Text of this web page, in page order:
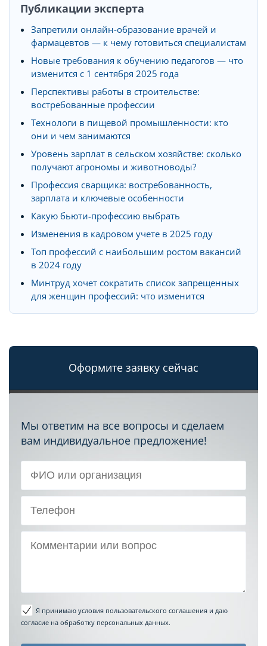
Публикации эксперта
Запретили онлайн-образование врачей и
фармацевтов — к чему готовиться специалистам
Новые требования к обучению педагогов — что
изменится с 1 сентября 2025 года
Перспективы работы в строительстве:
востребованные профессии
Технологи в пищевой промышленности: кто
они и чем занимаются
Уровень зарплат в сельском хозяйстве: сколько
получают агрономы и животноводы?
Профессия сварщика: востребованность,
зарплата и ключевые особенности
Какую бьюти-профессию выбрать
Изменения в кадровом учете в 2025 году
Топ профессий с наибольшим ростом вакансий
в 2024 году
Минтруд хочет сократить список запрещенных
для женщин профессий: что изменится
Оформите заявку сейчас
Мы ответим на все вопросы и сделаем
вам индивидуальное предложение!
Я принимаю условия пользовательского соглашения и даю
согласие на обработку персональных данных.